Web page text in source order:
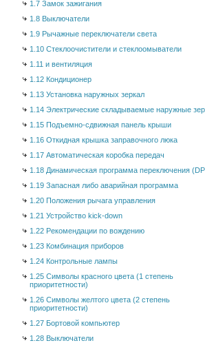
1.7 Замок зажигания
1.8 Выключатели
1.9 Рычажные переключатели света
1.10 Стеклоочистители и стеклоомыватели
1.11 и вентиляция
1.12 Кондиционер
1.13 Установка наружных зеркал
1.14 Электрические складываемые наружные
1.15 Подъемно-сдвижная панель крыши
1.16 Откидная крышка заправочного люка
1.17 Автоматическая коробка передач
1.18 Динамическая программа переключения
1.19 Запасная либо аварийная программа
1.20 Положения рычага управления
1.21 Устройство kick-down
1.22 Рекомендации по вождению
1.23 Комбинация приборов
1.24 Контрольные лампы
1.25 Символы красного цвета (1 степень
приоритетности)
1.26 Символы желтого цвета (2 степень
приоритетности)
1.27 Бортовой компьютер
1.28 Выключатели